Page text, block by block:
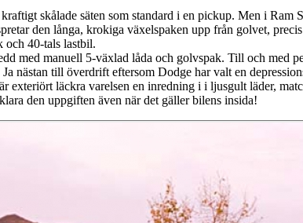
skålade säten som standard i en pickup. Men i
den långa, krokiga växelspaken upp från golvet,
och 40-tals lastbil.
med manuell 5-växlad låda och golvspak. Till och med
nästan till överdrift eftersom Dodge har valt en
exteriört läckra varelsen en inredning i i ljusgult läder,
den uppgiften även när det gäller bilens insida!